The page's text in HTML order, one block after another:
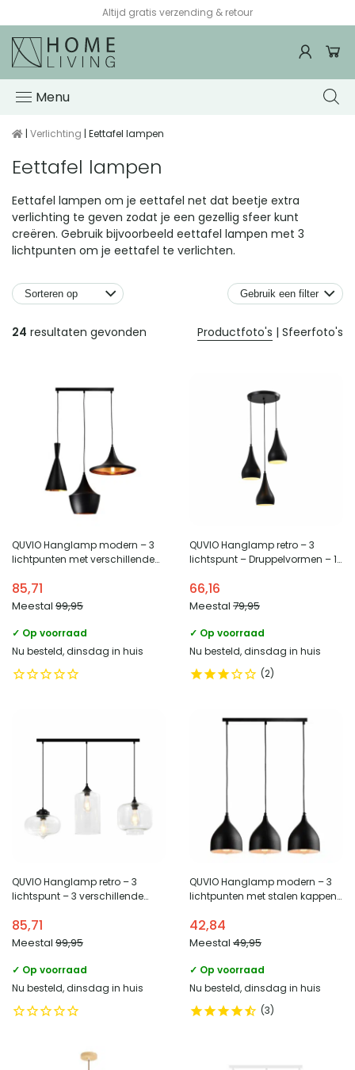
Voor 15:00 besteld, de volgende werkdag in huis*
Menu
| Verlichting | Eettafel lampen
Eettafel lampen
Eettafel lampen om je eettafel net dat beetje extra
verlichting te geven zodat je een gezellig sfeer kunt
creëren. Gebruik bijvoorbeeld eettafel lampen met 3
lichtpunten om je eettafel te verlichten.
Producten
24 resultaten gevonden Productfoto's | Sfeerfoto's
Gebruik een filter
QUVIO Hanglamp modern – 3
lichtpunten met verschillende
85,71
Meestal 99,95
✓ Op voorraad
Nu besteld, dinsdag in huis
QUVIO Hanglamp retro – 3
lichtspunt – Druppelvormen – 16
66,16
Meestal 79,95
✓ Op voorraad
Nu besteld, dinsdag in huis
2
QUVIO Hanglamp retro – 3
lichtspunt – 3 verschillende
85,71
Meestal 99,95
✓ Op voorraad
Nu besteld, dinsdag in huis
QUVIO Hanglamp modern – 3
lichtpunten met stalen kappen
42,84
Meestal 49,95
✓ Op voorraad
Nu besteld, dinsdag in huis
3